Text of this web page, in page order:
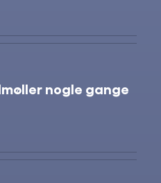
nogle gange